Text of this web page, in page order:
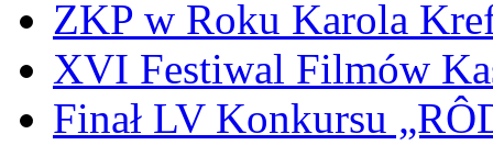
ZKP w Roku Karola
XVI Festiwal Filmów
Finał LV Konkursu